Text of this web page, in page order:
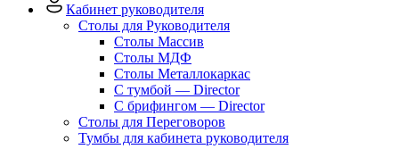
Кабинет руководителя
Столы для Руководителя
Столы Массив
Столы МДФ
Столы Металлокаркас
С тумбой — Director
C брифингом — Director
Столы для Переговоров
Тумбы для кабинета руководителя